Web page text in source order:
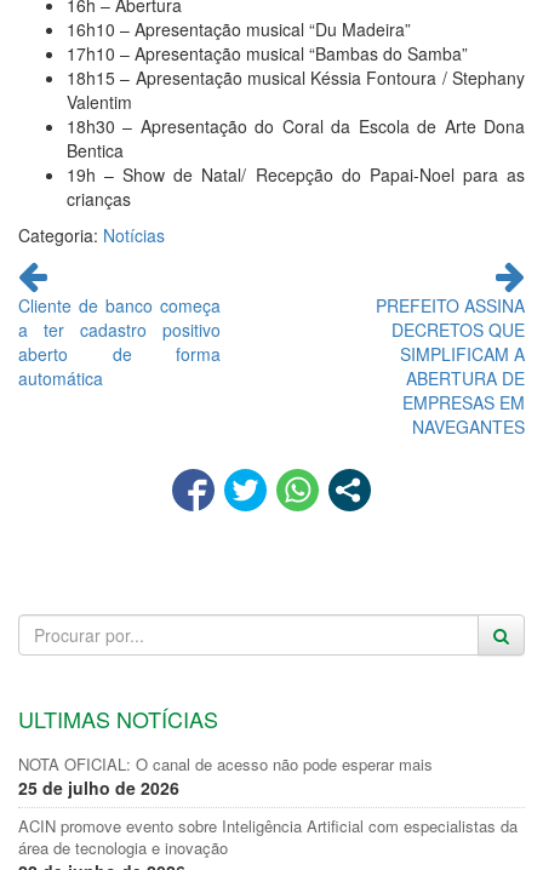
16h – Abertura
16h10 – Apresentação musical “Du Madeira”
17h10 – Apresentação musical “Bambas do Samba”
18h15 – Apresentação musical Késsia Fontoura / Stephany
Valentim
18h30 – Apresentação do Coral da Escola de Arte Dona
Bentica
19h – Show de Natal/ Recepção do Papai-Noel para as
crianças
Categoria: Notícias
Continue
lendo
Cliente de banco começa
a ter cadastro positivo
aberto de forma
automática
PREFEITO ASSINA
DECRETOS QUE
SIMPLIFICAM A
ABERTURA DE
EMPRESAS EM
NAVEGANTES
ULTIMAS NOTÍCIAS
NOTA OFICIAL: O canal de acesso não pode esperar mais
25 de julho de 2026
ACIN promove evento sobre Inteligência Artificial com especialistas da
área de tecnologia e inovação